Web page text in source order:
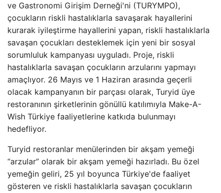
ve Gastronomi Girişim Derneği'ni (TURYMPO),
çocukların riskli hastalıklarla savaşarak hayallerini
kurarak iyileştirme hayallerini yapan, riskli hastalıklarla
savaşan çocukları desteklemek için yeni bir sosyal
sorumluluk kampanyası uyguladı. Proje, riskli
hastalıklarla savaşan çocukların arzularını yapmayı
amaçlıyor. 26 Mayıs ve 1 Haziran arasında geçerli
olacak kampanyanın bir parçası olarak, Turyid üye
restoranının şirketlerinin gönüllü katılımıyla Make-A-
Wish Türkiye faaliyetlerine katkıda bulunmayı
hedefliyor.
Turyid restoranlar menülerinden bir akşam yemeği
“arzular” olarak bir akşam yemeği hazırladı. Bu özel
yemeğin geliri, 25 yıl boyunca Türkiye'de faaliyet
gösteren ve riskli hastalıklarla savaşan çocukların